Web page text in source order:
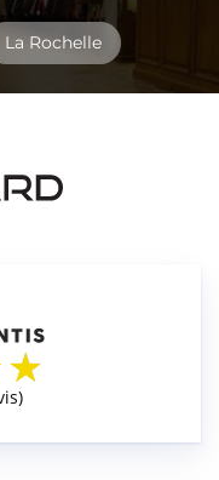
La Rochelle